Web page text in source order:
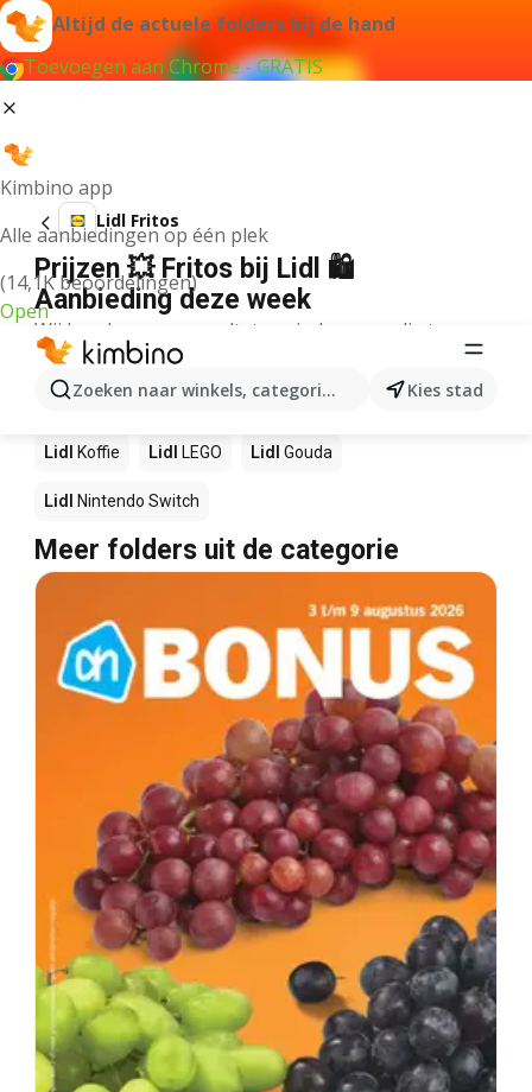
Altijd de actuele folders bij de hand
Toevoegen aan Chrome - GRATIS
Kimbino app
Alle aanbiedingen op één plek
(14,1K beoordelingen)
Open
Zoeken naar winkels, categorieën, producten...
Kies stad
Lidl Fritos
Prijzen 💥 Fritos bij Lidl 🛍️
Aanbieding deze week
Wij konden geen resultaten vinden voor die term.
Andere producten in winkels Lidl
Lidl Lidl Sushi Mango
Lidl Koffie Lidl LEGO Lidl Gouda
Lidl Nintendo Switch
Meer folders uit de categorie